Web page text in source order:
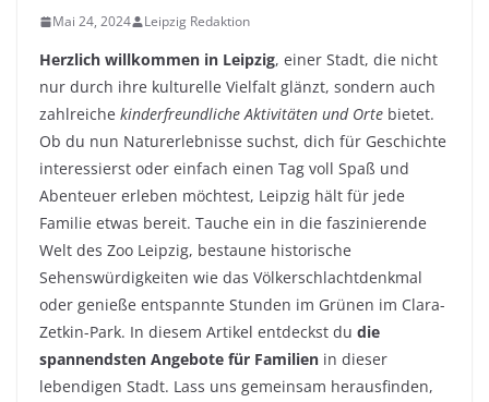
Mai 24, 2024 Leipzig Redaktion
Herzlich willkommen in Leipzig, einer Stadt, die nicht
nur durch ihre kulturelle Vielfalt glänzt, sondern auch
zahlreiche kinderfreundliche Aktivitäten und Orte bietet.
Ob du nun Naturerlebnisse suchst, dich für Geschichte
interessierst oder einfach einen Tag voll Spaß und
Abenteuer erleben möchtest, Leipzig hält für jede
Familie etwas bereit. Tauche ein in die faszinierende
Welt des Zoo Leipzig, bestaune historische
Sehenswürdigkeiten wie das Völkerschlachtdenkmal
oder genieße entspannte Stunden im Grünen im Clara-
Zetkin-Park. In diesem Artikel entdeckst du die
spannendsten Angebote für Familien in dieser
lebendigen Stadt. Lass uns gemeinsam herausfinden,